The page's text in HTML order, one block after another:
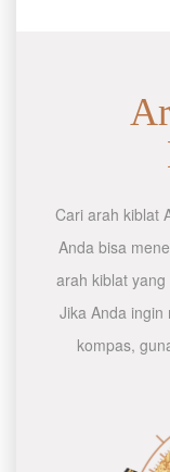
Cari arah kiblat
Anda bisa
arah kiblat
Jika Anda ingin
kompas,